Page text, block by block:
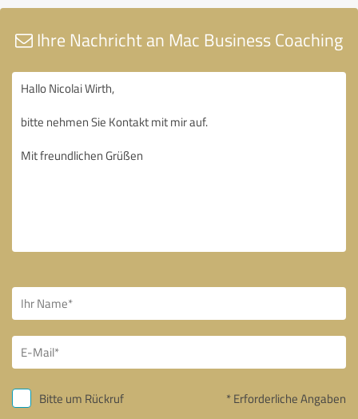
Ihre Nachricht an Mac Business Coaching
Bitte um Rückruf * Erforderliche Angaben